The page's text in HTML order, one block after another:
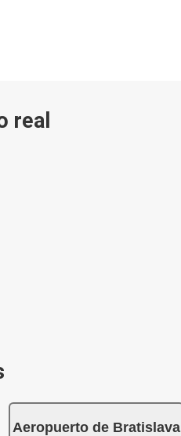
real
Aeropuerto de Bratislava